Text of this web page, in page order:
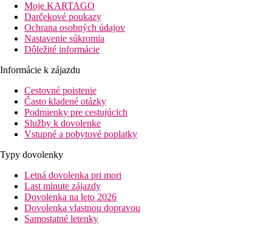
Moje KARTAGO
Darčekové poukazy
Ochrana osobných údajov
Nastavenie súkromia
Dôležité informácie
Informácie k zájazdu
Cestovné poistenie
Často kladené otázky
Podmienky pre cestujúcich
Služby k dovolenke
Vstupné a pobytové poplatky
Typy dovolenky
Letná dovolenka pri mori
Last minute zájazdy
Dovolenka na leto 2026
Dovolenka vlastnou dopravou
Samostatné letenky